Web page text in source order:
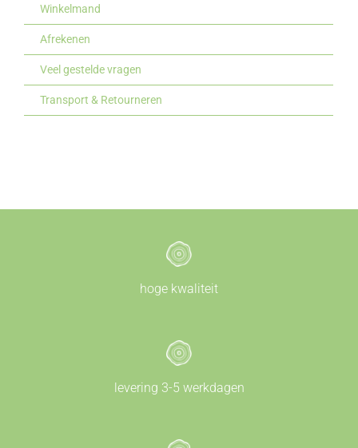
Winkelmand
Afrekenen
Veel gestelde vragen
Transport & Retourneren
hoge kwaliteit
levering 3-5 werkdagen